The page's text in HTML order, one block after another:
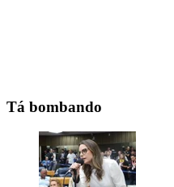
Tá bombando